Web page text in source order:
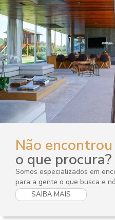
Não encontrou
o que procura?
Somos especializados em
para a gente o que busca e
SAIBA MAIS